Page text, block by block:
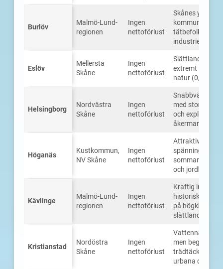
Burlöv
Malmö-Lund-
regionen
Ingen
nettoförlust
Skånes
kommun,
tätbefolkad
industriellt arv
Eslöv
Mellersta
Skåne
Ingen
nettoförlust
extremt låg
natur (0,3
Helsingborg
Nordvästra
Skåne
Ingen
nettoförlust
Snabbväxande
med stort
och
åkermark
Höganäs
Kustkommun,
NV Skåne
Ingen
nettoförlust
Attraktivt
spänningar
och jordbruk
Kävlinge
Malmö-Lund-
regionen
Ingen
nettoförlust
Kraftig
historisk
på högklassig
slättlandsjord
Kristianstad
Nordöstra
Skåne
Ingen
nettoförlust
Vattennära
men begränsad
trädtäckning i
urbana delarna